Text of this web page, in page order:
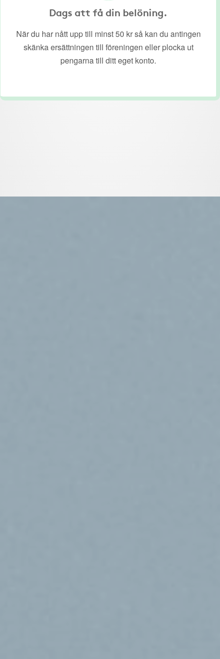
Dags att få din belöning.
När du har nått upp till minst 50 kr så kan du antingen
skänka ersättningen till föreningen eller plocka ut
pengarna till ditt eget konto.